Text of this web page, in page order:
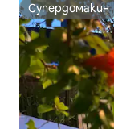
Супердомакин
Супердомакин